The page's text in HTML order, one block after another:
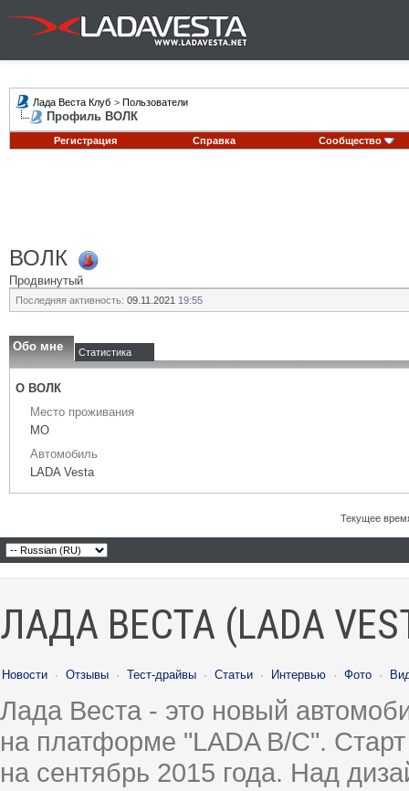
Лада Веста Клуб > Пользователи
Профиль ВОЛК
Регистрация Справка Сообщество
ВОЛК
Продвинутый
Последняя активность: 09.11.2021 19:55
Обо мне Статистика
О ВОЛК
Место проживания
МО
Автомобиль
LADA Vesta
Текущее
ЛАДА ВЕСТА (LADA
Новости · Отзывы · Тест-драйвы · Статьи · Интервью · Фото ·
Лада Веста - это новый
на платформе "LADA B/C".
на сентябрь 2015 года. Над